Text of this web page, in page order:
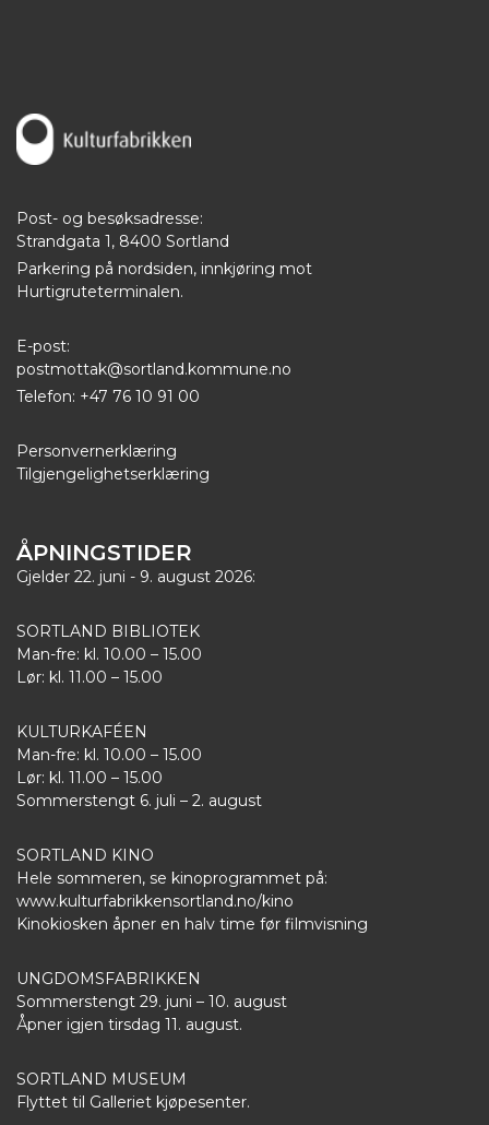
Post- og besøksadresse:
Strandgata 1, 8400 Sortland
Parkering på nordsiden, innkjøring mot
Hurtigruteterminalen.
E-post:
postmottak@sortland.kommune.no
Telefon: +47 76 10 91 00
Personvernerklæring
Tilgjengelighetserklæring
ÅPNINGSTIDER
Gjelder 22. juni - 9. august 2026:
SORTLAND BIBLIOTEK
Man-fre: kl. 10.00 – 15.00
Lør: kl. 11.00 – 15.00
KULTURKAFÉEN
Man-fre: kl. 10.00 – 15.00
Lør: kl. 11.00 – 15.00
Sommerstengt 6. juli – 2. august
SORTLAND KINO
Hele sommeren, se kinoprogrammet på:
www.kulturfabrikkensortland.no/kino
Kinokiosken åpner en halv time før filmvisning
UNGDOMSFABRIKKEN
Sommerstengt 29. juni – 10. august
Åpner igjen tirsdag 11. august.
SORTLAND MUSEUM
Flyttet til Galleriet kjøpesenter.